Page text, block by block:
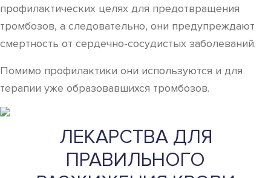
профилактических целях для предотвращения
тромбозов, а следовательно, они предупреждают
смертность от сердечно-сосудистых заболеваний.
Помимо профилактики они используются и для
терапии уже образовавшихся тромбозов.
ЛЕКАРСТВА ДЛЯ
ПРАВИЛЬНОГО